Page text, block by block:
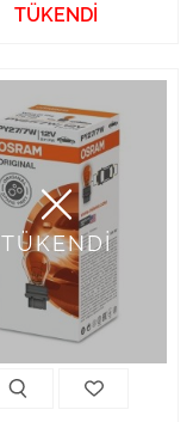
TÜKENDİ
TÜKENDİ